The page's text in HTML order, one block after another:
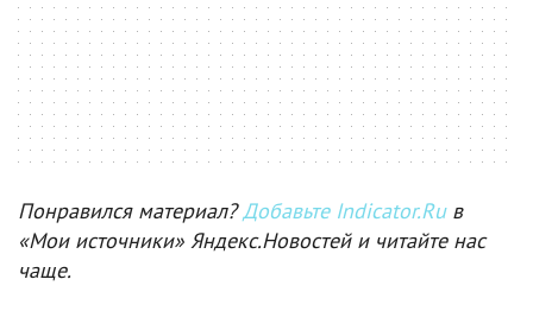
Понравился материал?Добавьте Indicator.Ruв
«Мои источники» Яндекс.Новостей и читайте нас
чаще.